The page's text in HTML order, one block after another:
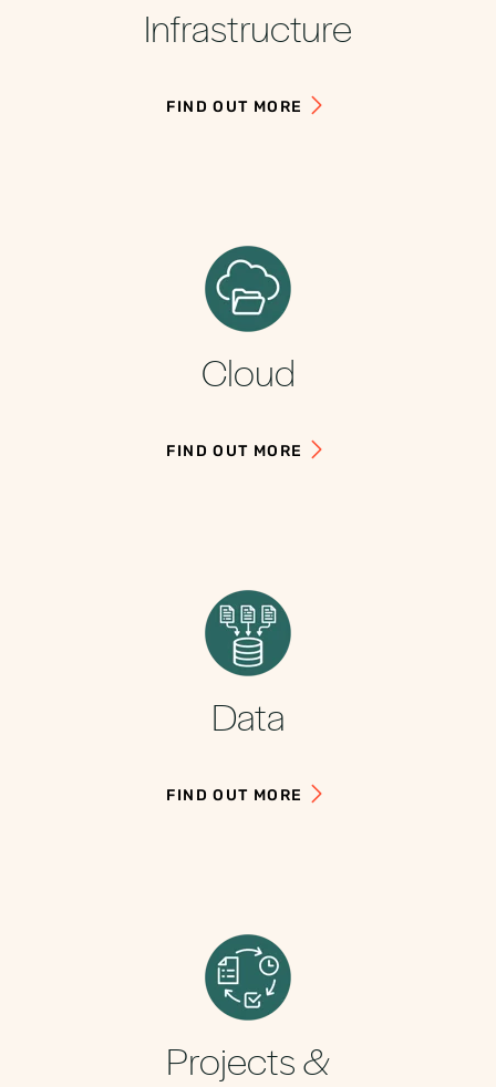
Infrastructure
FIND OUT MORE
Cloud
FIND OUT MORE
Data
FIND OUT MORE
Projects &